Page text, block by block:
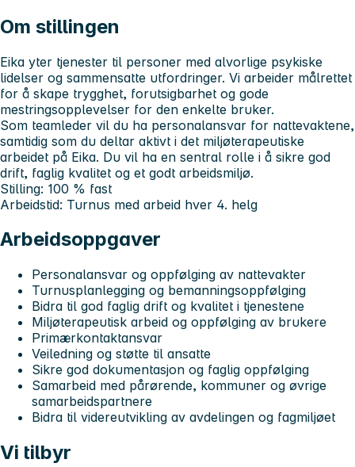
Om stillingen
Eika yter tjenester til personer med alvorlige psykiske
lidelser og sammensatte utfordringer. Vi arbeider målrettet
for å skape trygghet, forutsigbarhet og gode
mestringsopplevelser for den enkelte bruker.
Som teamleder vil du ha personalansvar for nattevaktene,
samtidig som du deltar aktivt i det miljøterapeutiske
arbeidet på Eika. Du vil ha en sentral rolle i å sikre god
drift, faglig kvalitet og et godt arbeidsmiljø.
Stilling: 100 % fast
Arbeidstid: Turnus med arbeid hver 4. helg
Arbeidsoppgaver
Personalansvar og oppfølging av nattevakter
Turnusplanlegging og bemanningsoppfølging
Bidra til god faglig drift og kvalitet i tjenestene
Miljøterapeutisk arbeid og oppfølging av brukere
Primærkontaktansvar
Veiledning og støtte til ansatte
Sikre god dokumentasjon og faglig oppfølging
Samarbeid med pårørende, kommuner og øvrige
samarbeidspartnere
Bidra til videreutvikling av avdelingen og fagmiljøet
Vi tilbyr